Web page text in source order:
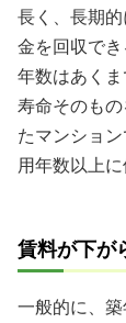
長く、長期
金を回収で
年数はあく
寿命そのも
たマンショ
用年数以上に
賃料が下が
一般的に、